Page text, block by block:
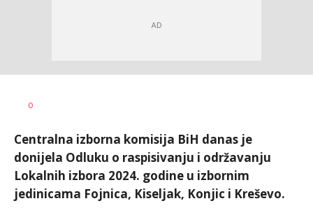
AUTOR
0
Centralna izborna komisija BiH danas je
donijela Odluku o raspisivanju i održavanju
Lokalnih izbora 2024. godine u izbornim
jedinicama Fojnica, Kiseljak, Konjic i Kreševo.